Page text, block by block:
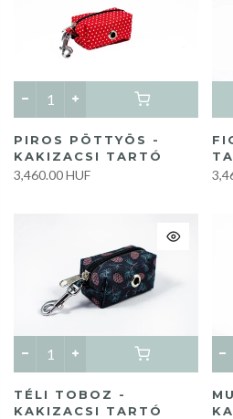
PIROS PÖTTYÖS -
KAKIZACSI TARTÓ
3,460.00 HUF
TÉLI TOBOZ -
KAKIZACSI TARTÓ